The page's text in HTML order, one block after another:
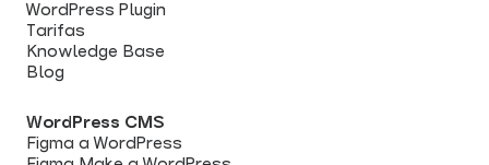
WordPress Plugin
Tarifas
Knowledge Base
Blog
WordPress CMS
Figma a WordPress